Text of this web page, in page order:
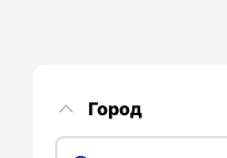
Город